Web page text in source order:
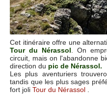
Cet itinéraire offre une
Tour du Nérassol . On
circuit, mais on l'abandonne
direction du pic de Nérassol.
Les plus aventuriers
tandis que les plus sages
fort joli Tour du Nérassol